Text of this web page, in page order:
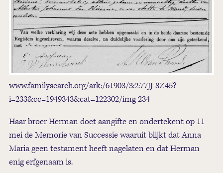
www.familysearch.org/ark:/61903/3:2:77JJ-8Z45?
i=233&cc=1949343&cat=122302/img 234
Haar broer Herman doet aangifte en ondertekent op 11
mei de Memorie van Successie waaruit blijkt dat Anna
Maria geen testament heeft nagelaten en dat Herman
enig erfgenaam is.